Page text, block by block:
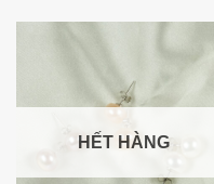
nhiều
biến
Các
HẾT HÀNG